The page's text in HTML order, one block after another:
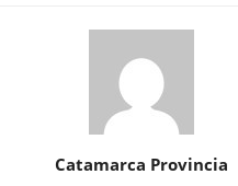
Catamarca Provincia